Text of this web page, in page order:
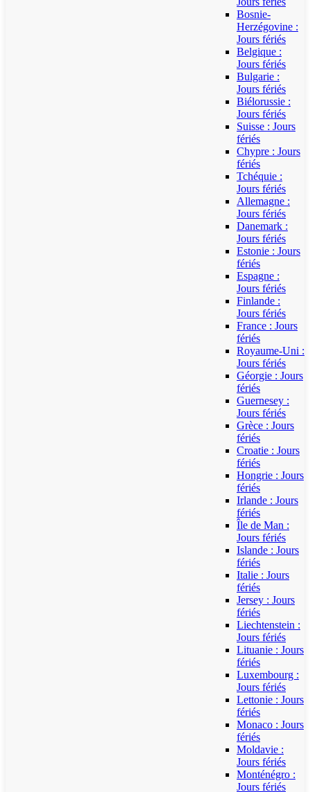
Bosnie-
Herzégovine :
Jours fériés
Belgique :
Jours fériés
Bulgarie :
Jours fériés
Biélorussie :
Jours fériés
Suisse : Jours
fériés
Chypre : Jours
fériés
Tchéquie :
Jours fériés
Allemagne :
Jours fériés
Danemark :
Jours fériés
Estonie : Jours
fériés
Espagne :
Jours fériés
Finlande :
Jours fériés
France : Jours
fériés
Royaume-Uni :
Jours fériés
Géorgie : Jours
fériés
Guernesey :
Jours fériés
Grèce : Jours
fériés
Croatie : Jours
fériés
Hongrie : Jours
fériés
Irlande : Jours
fériés
Île de Man :
Jours fériés
Islande : Jours
fériés
Italie : Jours
fériés
Jersey : Jours
fériés
Liechtenstein :
Jours fériés
Lituanie : Jours
fériés
Luxembourg :
Jours fériés
Lettonie : Jours
fériés
Monaco : Jours
fériés
Moldavie :
Jours fériés
Monténégro :
Jours fériés